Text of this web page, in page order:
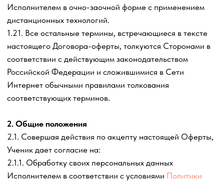
бесплатное дополнение к основной Услуге по
предоставлению доступа Обучающим материалам по
Образовательной программе.
3.5. Исполнитель сохраняет доступ Ученика к
Обучающим материалам и заданиям для Ученика на
Платформе в течение 3 (трех) месяцев с момента
предоставления доступа, если иное не предусмотрено
Тарифом и Пакетом услуг.
В случае досрочного расторжения Договора-оферты по
инициативе Ученика либо по инициативе Исполнителя в
связи с нарушением Учеником условий настоящего
прекращается Исполнителем незамедлительно.
4. Порядок оказания услуг
4.1. Услуги оказываются Исполнителем как лично, так и
при помощи привлеченных третьих лиц. Необходимость
привлечения третьих лиц для оказания образовательных
Услуг определяет Исполнитель в одностороннем